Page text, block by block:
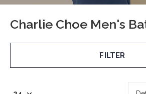
Charlie Choe Men's
FILTER